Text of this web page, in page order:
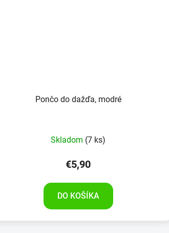
Pončo do dažďa, modré
Skladom (7 ks)
€5,90
DO KOŠÍKA